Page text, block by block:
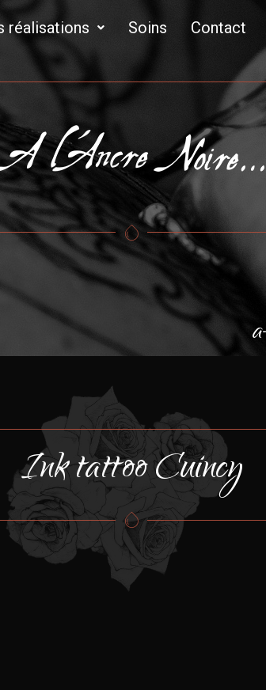
réalisations Soins Contact
Ink tattoo Cuincy